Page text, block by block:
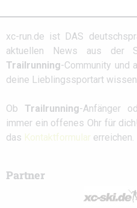
xc-run.de ist DAS
aktuellen News aus der
Trailrunning-Community und
deine Lieblingssportart
Ob Trailrunning-Anfänger
immer ein offenes Ohr für
das Kontaktformular erreichen.
Partner